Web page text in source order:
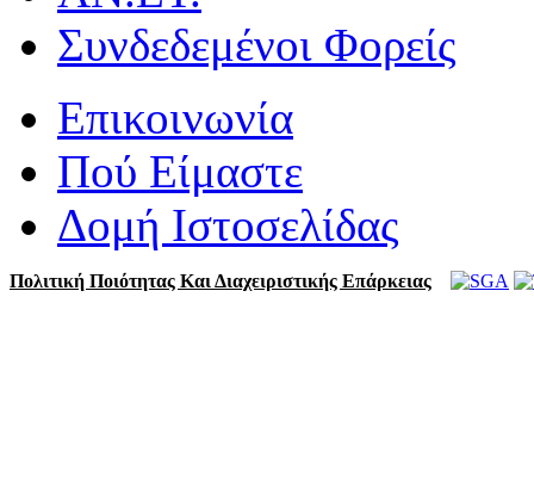
Συνδεδεμένοι Φορείς
Επικοινωνία
Πού Είμαστε
Δομή Ιστοσελίδας
Πολιτική Ποιότητας Και Διαχειριστικής Επάρκειας